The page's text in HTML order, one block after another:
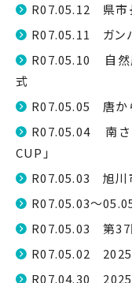
R07.05.12 県市
R07.05.11 ガン
R07.05.10 自然
式
R07.05.05 唐か
R07.05.04 南さ
CUP」
R07.05.03 旭川
R07.05.03～
R07.05.03 第37
R07.05.02 2025
R07.04.30 2025